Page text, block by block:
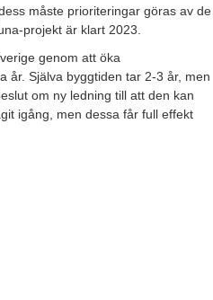
måste prioriteringar göras av de
projekt är klart 2023.
genom att öka
år. Själva byggtiden tar 2-3 år, men
om ny ledning till att den kan
igång, men dessa får full effekt